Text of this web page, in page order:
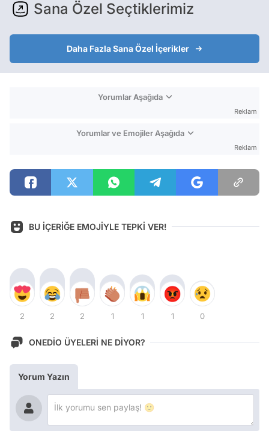
Sana Özel Seçtiklerimiz
Daha Fazla Sana Özel İçerikler
Yorumlar Aşağıda
Reklam
Yorumlar ve Emojiler Aşağıda
Reklam
BU İÇERİĞE EMOJİYLE TEPKİ VER!
2 2 2 1 1 1 0
ONEDİO ÜYELERİ NE DİYOR?
Yorum Yazın